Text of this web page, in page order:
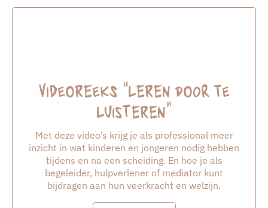
Videoreeks “leren door te
luisteren”
Met deze video’s krijg je als professional meer
inzicht in wat kinderen en jongeren nodig hebben
tijdens en na een scheiding. En hoe je als
begeleider, hulpverlener of mediator kunt
bijdragen aan hun veerkracht en welzijn.